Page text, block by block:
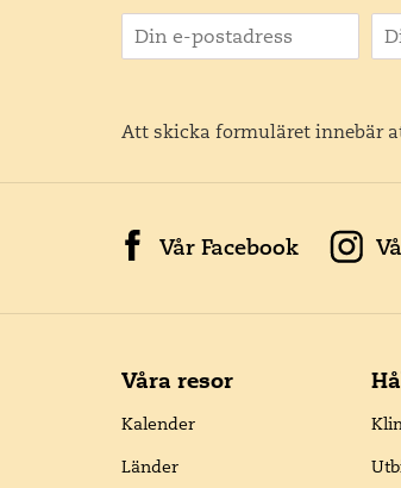
Att skicka formuläret innebär
Vår Facebook
Våra resor
Kalender
Länder